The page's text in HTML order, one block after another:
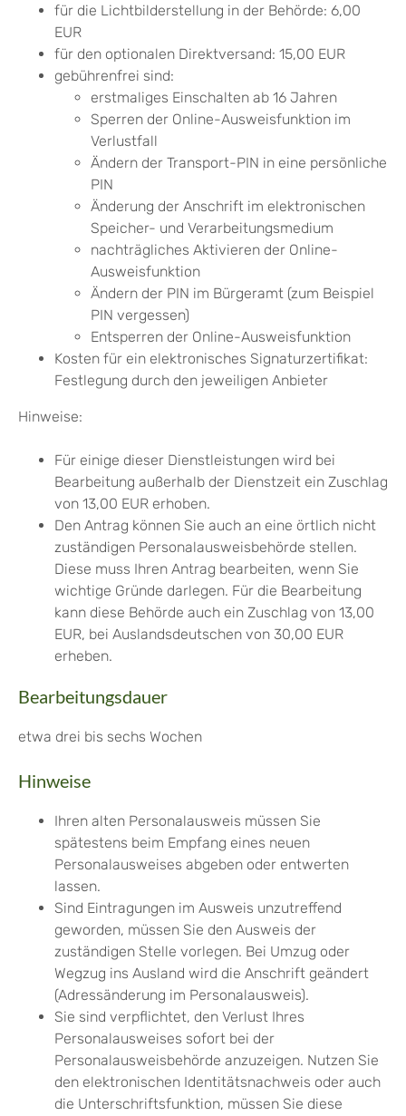
für die Lichtbilderstellung in der Behörde: 6,00
EUR
für den optionalen Direktversand: 15,00 EUR
gebührenfrei sind:
erstmaliges Einschalten ab 16 Jahren
Sperren der Online-Ausweisfunktion im
Verlustfall
Ändern der Transport-PIN in eine persönliche
PIN
Änderung der Anschrift im elektronischen
Speicher- und Verarbeitungsmedium
nachträgliches Aktivieren der Online-
Ausweisfunktion
Ändern der PIN im Bürgeramt (zum Beispiel
PIN vergessen)
Entsperren der Online-Ausweisfunktion
Kosten für ein elektronisches Signaturzertifikat:
Festlegung durch den jeweiligen Anbieter
Hinweise:
Für einige dieser Dienstleistungen wird bei
Bearbeitung außerhalb der Dienstzeit ein Zuschlag
von 13,00 EUR erhoben.
Den Antrag können Sie auch an eine örtlich nicht
zuständigen Personalausweisbehörde stellen.
Diese muss Ihren Antrag bearbeiten, wenn Sie
wichtige Gründe darlegen. Für die Bearbeitung
kann diese Behörde auch ein Zuschlag von 13,00
EUR, bei Auslandsdeutschen von 30,00 EUR
erheben.
Bearbeitungsdauer
etwa drei bis sechs Wochen
Hinweise
Ihren alten Personalausweis müssen Sie
spätestens beim Empfang eines neuen
Personalausweises abgeben oder entwerten
lassen.
Sind Eintragungen im Ausweis unzutreffend
geworden, müssen Sie den Ausweis der
zuständigen Stelle vorlegen. Bei Umzug oder
Wegzug ins Ausland wird die Anschrift geändert
(Adressänderung im Personalausweis).
Sie sind verpflichtet, den Verlust Ihres
Personalausweises sofort bei der
Personalausweisbehörde anzuzeigen. Nutzen Sie
den elektronischen Identitätsnachweis oder auch
die Unterschriftsfunktion, müssen Sie diese